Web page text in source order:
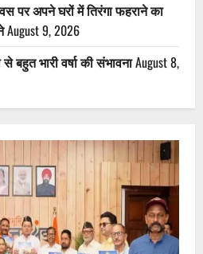
पर अपने घरों में तिरंगा फहराने का
August 9, 2026
बहुत भारी वर्षा की संभावनाAugust 8,